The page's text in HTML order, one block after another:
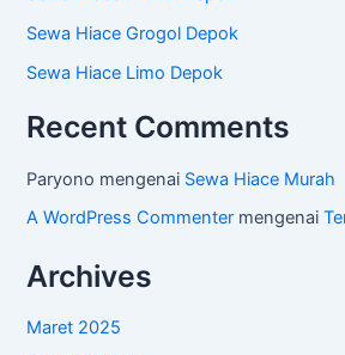
Sewa Hiace Grogol Depok
Sewa Hiace Limo Depok
Recent Comments
Paryono mengenai Sewa Hiace Murah
A WordPress Commenter mengenai
Archives
Maret 2025